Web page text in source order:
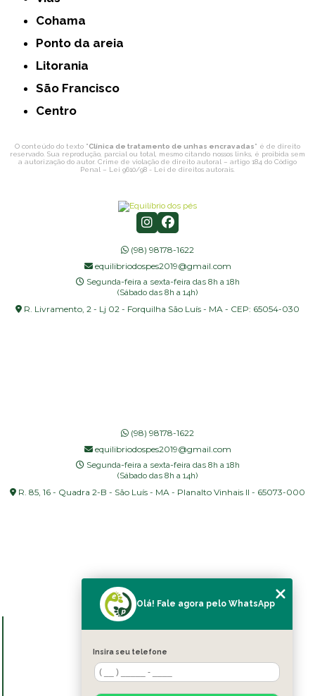
Cohama
Ponto da areia
Litorania
São Francisco
Centro
O conteúdo do texto "Clínica de tratamento de unhas encravadas" é de direito
reservado. Sua reprodução, parcial ou total, mesmo citando nossos links, é proibida sem
a autorização do autor. Crime de violação de direito autoral – artigo 184 do Código
Penal – Lei 9610/98 - Lei de direitos autorais
(98) 98178-1622
equilibriodospes2019@gmail.com
Segunda-feira a sexta-feira das 8h a 18h
(Sábado das 8h a 14h)
R. Livramento, 2 - Lj 02 - Forquilha São Luís - MA - CEP: 65054-030
(98) 98178-1622
equilibriodospes2019@gmail.com
Segunda-feira a sexta-feira das 8h a 18h
(Sábado das 8h a 14h)
R. 85, 16 - Quadra 2-B - São Luís - MA - Planalto Vinhais II - 65073-000
SOBRE NÓS
BLOG
Olá! Fale agora pelo WhatsApp
Insira seu telefone